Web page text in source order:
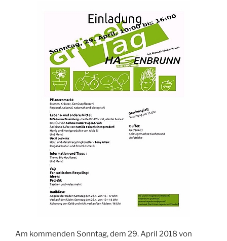
Am kommenden Sonntag, dem 29. April 2018 von